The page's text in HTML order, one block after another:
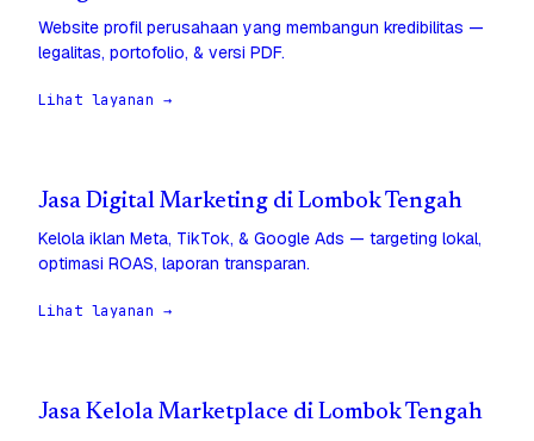
Website profil perusahaan yang membangun kredibilitas —
legalitas, portofolio, & versi PDF.
Lihat layanan →
Jasa Digital Marketing di Lombok Tengah
Kelola iklan Meta, TikTok, & Google Ads — targeting lokal,
optimasi ROAS, laporan transparan.
Lihat layanan →
Jasa Kelola Marketplace di Lombok Tengah